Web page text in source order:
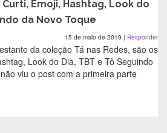
Emoji, Hashtag, Look do
da Novo Toque
15 de maio de 2019 | Responder
da coleção Tá nas Redes, são os
Look do Dia, TBT e Tô Seguindo
viu o post com a primeira parte